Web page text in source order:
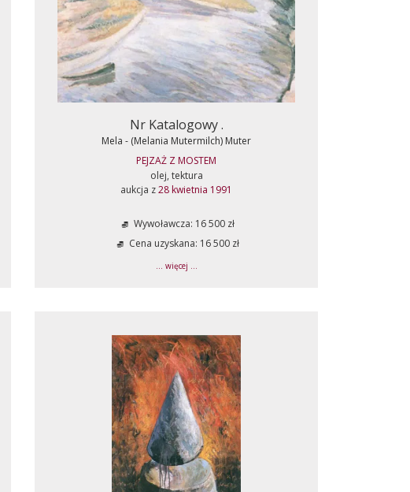
Nr Katalogowy .
Mela - (Melania Mutermilch) Muter
PEJZAŻ Z MOSTEM
olej, tektura
aukcja z28 kwietnia 1991
Wywoławcza: 16 500 zł
Cena uzyskana: 16 500 zł
... więcej ...